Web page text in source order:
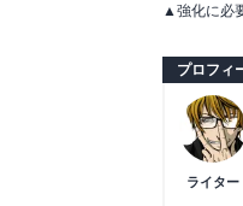
▲強化に必
プロフィ
ライター